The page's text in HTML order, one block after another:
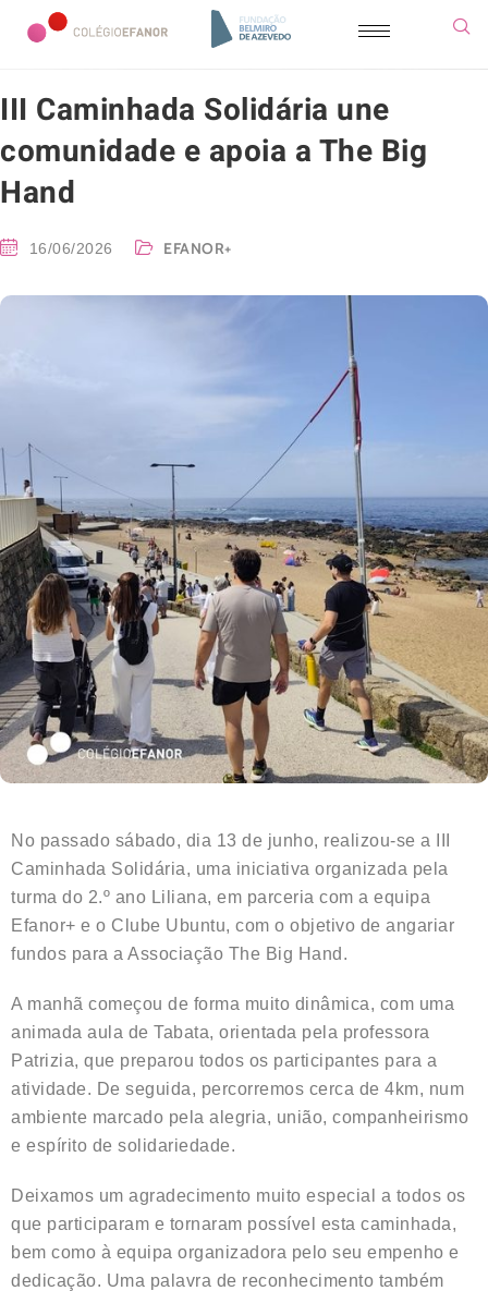
III Caminhada Solidária une
comunidade e apoia a The Big
Hand
16/06/2026 EFANOR+
No passado sábado, dia 13 de junho, realizou-se a III
Caminhada Solidária, uma iniciativa organizada pela
turma do 2.º ano Liliana, em parceria com a equipa
Efanor+ e o Clube Ubuntu, com o objetivo de angariar
fundos para a Associação The Big Hand.
A manhã começou de forma muito dinâmica, com uma
animada aula de Tabata, orientada pela professora
Patrizia, que preparou todos os participantes para a
atividade. De seguida, percorremos cerca de 4km, num
ambiente marcado pela alegria, união, companheirismo
e espírito de solidariedade.
Deixamos um agradecimento muito especial a todos os
que participaram e tornaram possível esta caminhada,
bem como à equipa organizadora pelo seu empenho e
dedicação. Uma palavra de reconhecimento também